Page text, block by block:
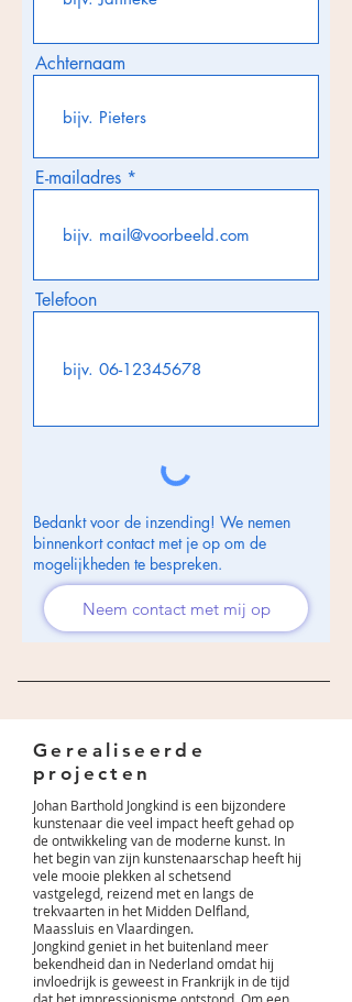
Achternaam
E-mailadres
Telefoon
Bedankt voor de inzending! We nemen
binnenkort contact met je op om de
mogelijkheden te bespreken.
Neem contact met mij op
Gerealiseerde
projecten
Johan Barthold Jongkind is een bijzondere
kunstenaar die veel impact heeft gehad op
de ontwikkeling van de moderne kunst. In
het begin van zijn kunstenaarschap heeft hij
vele mooie plekken al schetsend
vastgelegd, reizend met en langs de
trekvaarten in het Midden Delfland,
Maassluis en Vlaardingen.
Jongkind geniet in het buitenland meer
bekendheid dan in Nederland omdat hij
invloedrijk is geweest in Frankrijk in de tijd